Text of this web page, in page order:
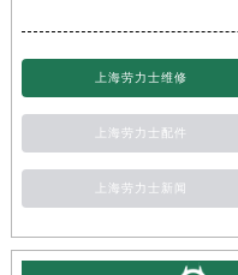
上海劳力士维修
上海劳力士配件
上海劳力士新闻